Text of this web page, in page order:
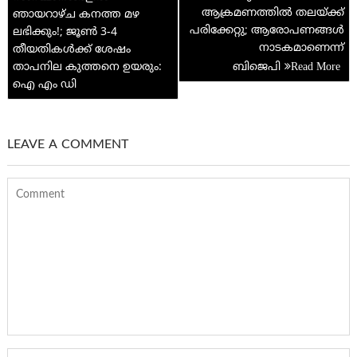
p
ഞായറാഴ്ച കനത്ത മഴ
ലഭിക്കും!; ജൂൺ 3-4
തീയതികൾക്ക് ശേഷം
താപനില കുത്തനെ ഉയരും:
ഐ എം ഡി
ആക്രമണത്തിൽ തലയ്ക്ക്
പരിക്കേറ്റു; ആരോപണങ്ങൾ
നാടകമാണെന്ന്
ബിജെപി
LEAVE A COMMENT